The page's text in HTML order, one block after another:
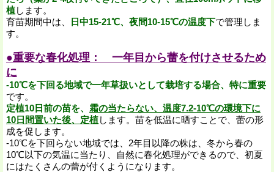
植します。
育苗期間中は、
日中15-21℃、夜間10-15℃の温度下で管理しま
す。
●重要な春化処理： 一年目から蕾を付けさせるため
に
-10℃を下回る地域で一年草扱いとして栽培する場合、特に重要
です。
定植10日前の苗を、 霜の当たらない、温度7.2-10℃の環境下に
10日間置いた後、定植します。苗を低温に晒すことで、蕾の形
成を促します。
-10℃を下回らない地域では、2年目以降の株は、冬から春の
10℃以下の気温に当たり、自然に春化処理ができるので、初夏
にはたくさんの蕾が付くようになります。